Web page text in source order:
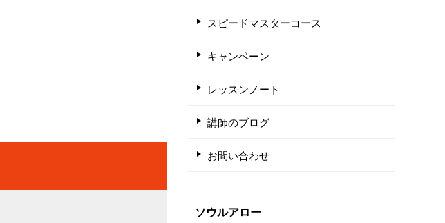
スピードマスターコース
キャンペーン
レッスンノート
講師のブログ
お問い合わせ
ソウルアロー